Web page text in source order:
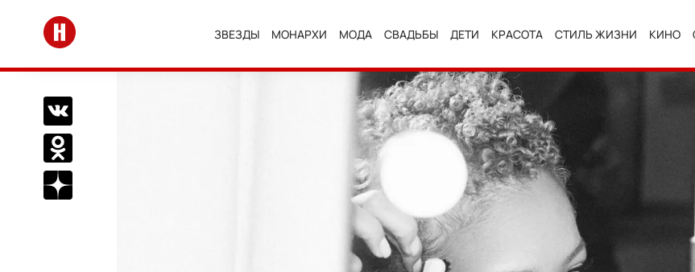
Перейти на главную
ЗВЕЗДЫ МОНАРХИ МОДА СВАДЬБЫ ДЕТИ КРАСОТА СТИЛЬ ЖИЗНИ КИНО
Поделиться Вконтакте
Поделиться в Одноклассниках
Подписаться на нас в Дзен